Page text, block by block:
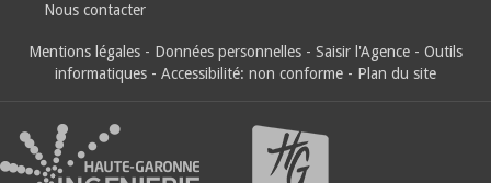
Nous contacter
Mentions légales - Données personnelles - Saisir l'Agence - Outils
informatiques - Accessibilité: non conforme - Plan du site